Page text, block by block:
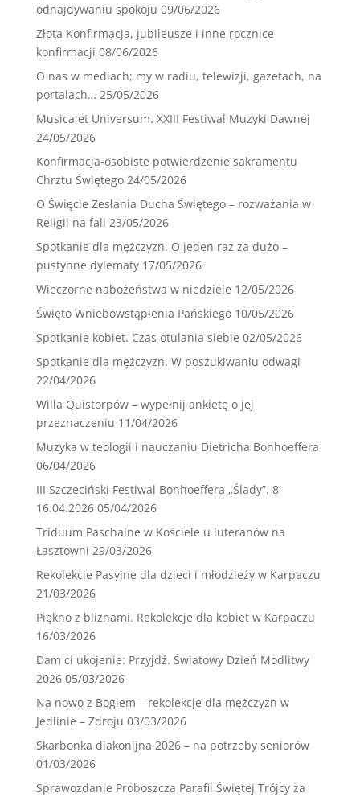
odnajdywaniu spokoju 09/06/2026
Złota Konfirmacja, jubileusze i inne rocznice
konfirmacji 08/06/2026
O nas w mediach; my w radiu, telewizji, gazetach, na
portalach… 25/05/2026
Musica et Universum. XXIII Festiwal Muzyki Dawnej
24/05/2026
Konfirmacja-osobiste potwierdzenie sakramentu
Chrztu Świętego 24/05/2026
O Święcie Zesłania Ducha Świętego – rozważania w
Religii na fali 23/05/2026
Spotkanie dla mężczyzn. O jeden raz za dużo –
pustynne dylematy 17/05/2026
Wieczorne nabożeństwa w niedziele 12/05/2026
Święto Wniebowstąpienia Pańskiego 10/05/2026
Spotkanie kobiet. Czas otulania siebie 02/05/2026
Spotkanie dla mężczyzn. W poszukiwaniu odwagi
22/04/2026
Willa Quistorpów – wypełnij ankietę o jej
przeznaczeniu 11/04/2026
Muzyka w teologii i nauczaniu Dietricha Bonhoeffera
06/04/2026
III Szczeciński Festiwal Bonhoeffera „Ślady”. 8-
16.04.2026 05/04/2026
Triduum Paschalne w Kościele u luteranów na
Łasztowni 29/03/2026
Rekolekcje Pasyjne dla dzieci i młodzieży w Karpaczu
21/03/2026
Piękno z bliznami. Rekolekcje dla kobiet w Karpaczu
16/03/2026
Dam ci ukojenie: Przyjdź. Światowy Dzień Modlitwy
2026 05/03/2026
Na nowo z Bogiem – rekolekcje dla mężczyzn w
Jedlinie – Zdroju 03/03/2026
Skarbonka diakonijna 2026 – na potrzeby seniorów
01/03/2026
Sprawozdanie Proboszcza Parafii Świętej Trójcy za